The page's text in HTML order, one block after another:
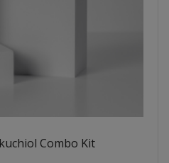
Combo Kit